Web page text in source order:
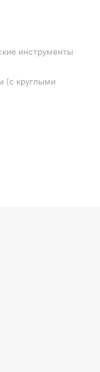
инструменты
(с круглыми